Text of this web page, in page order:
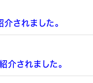
されました。
介されました。